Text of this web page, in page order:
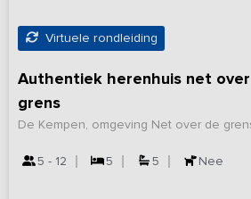
Virtuele rondleiding
Authentiek herenhuis net
grens
De Kempen, omgeving Net over de
5 - 12 5 5 Nee